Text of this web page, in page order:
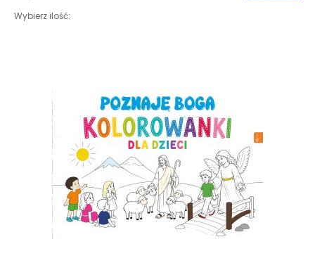
Wybierz ilość: